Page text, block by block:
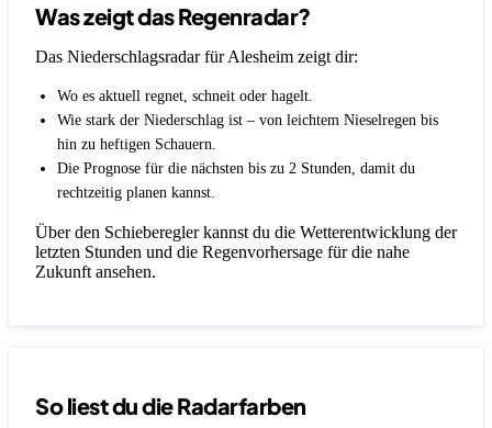
Was zeigt das Regenradar?
Das Niederschlagsradar für Alesheim zeigt dir:
Wo es aktuell regnet, schneit oder hagelt.
Wie stark der Niederschlag ist – von leichtem Nieselregen bis
hin zu heftigen Schauern.
Die Prognose für die nächsten bis zu 2 Stunden, damit du
rechtzeitig planen kannst.
Über den Schieberegler kannst du die Wetterentwicklung der
letzten Stunden und die Regenvorhersage für die nahe
Zukunft ansehen.
So liest du die Radarfarben